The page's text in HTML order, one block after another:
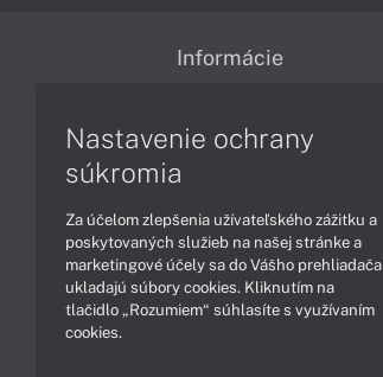
Informácie
Reklamačné podmienky
Ochrana osobných údajov
Vrátenie tovaru
Vyhlásenie o prístupnosti
Cookies
Nastavenie ochrany
súkromia
Za účelom zlepšenia užívateľského zážitku a
poskytovaných služieb na našej stránke a
marketingové účely sa do Vášho prehliadača
ukladajú súbory cookies. Kliknutím na
tlačidlo „Rozumiem“ súhlasíte s využívaním
cookies.